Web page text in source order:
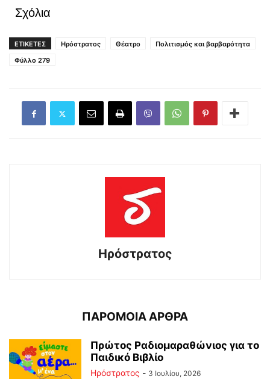
Σχόλια
ΕΤΙΚΕΤΕΣ Ηρόστρατος Θέατρο
Πολιτισμός και βαρβαρότητα
Φύλλο 279
Ηρόστρατος
ΠΑΡΟΜΟΙΑ ΑΡΘΡΑ
Πρώτος Ραδιομαραθώνιος για το
Παιδικό Βιβλίο
Ηρόστρατος - 3 Ιουλίου, 2026